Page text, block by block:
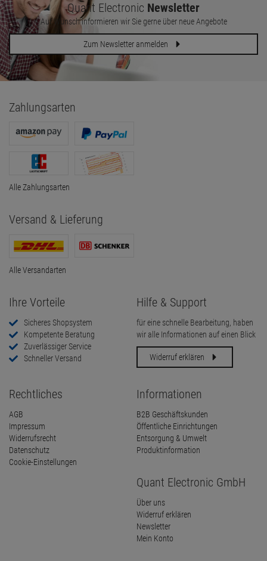
Quant Electronic Newsletter
Auf Wunsch informieren wir Sie gerne über neue Angebote
Zum Newsletter anmelden
Zahlungsarten
Alle Zahlungsarten
Versand & Lieferung
Alle Versandarten
Ihre Vorteile
Sicheres Shopsystem
Kompetente Beratung
Zuverlässiger Service
Schneller Versand
Hilfe & Support
für eine schnelle Bearbeitung, haben
wir alle Informationen auf einen Blick
Widerruf erklären
Rechtliches
AGB
Impressum
Widerrufsrecht
Datenschutz
Cookie-Einstellungen
Informationen
B2B Geschäftskunden
Öffentliche Einrichtungen
Entsorgung & Umwelt
Produktinformation
Quant Electronic GmbH
Über uns
Widerruf erklären
Newsletter
Mein Konto